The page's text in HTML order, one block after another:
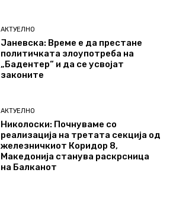
АКТУЕЛНО
Јаневска: Време е да престане
политичката злоупотреба на
„Бадентер“ и да се усвојат
законите
АКТУЕЛНО
Николоски: Почнуваме со
реализација на третата секција од
железничкиот Коридор 8,
Македонија станува раскрсница
на Балканот